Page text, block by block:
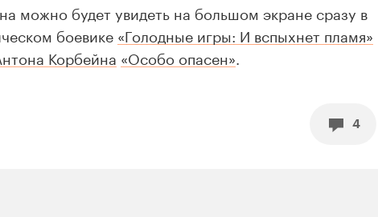
можно будет увидеть на большом экране сразу в
боевике «Голодные игры: И вспыхнет пламя»
Корбейна «Особо опасен»
4